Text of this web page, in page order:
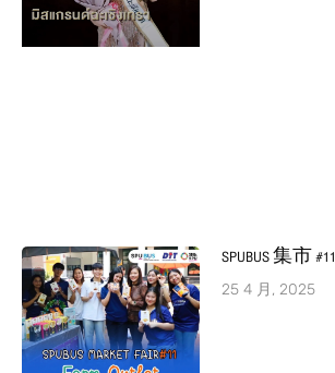
SPUBUS 集市 #11
25 4 月, 2025